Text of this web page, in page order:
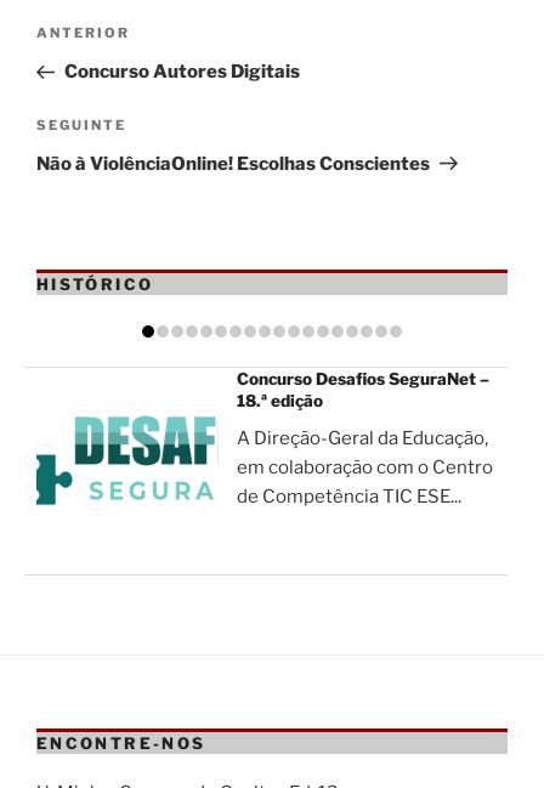
Navegação
artigos
Conteúdo
anterior
ANTERIOR
Concurso Autores Digitais
Conteúdo
seguinte
SEGUINTE
Não à ViolênciaOnline! Escolhas Conscientes
HISTÓRICO
Concurso Desafios SeguraNet –
18.ª edição
A Direção-Geral da Educação,
em colaboração com o Centro
de Competência TIC ESE...
ENCONTRE-NOS